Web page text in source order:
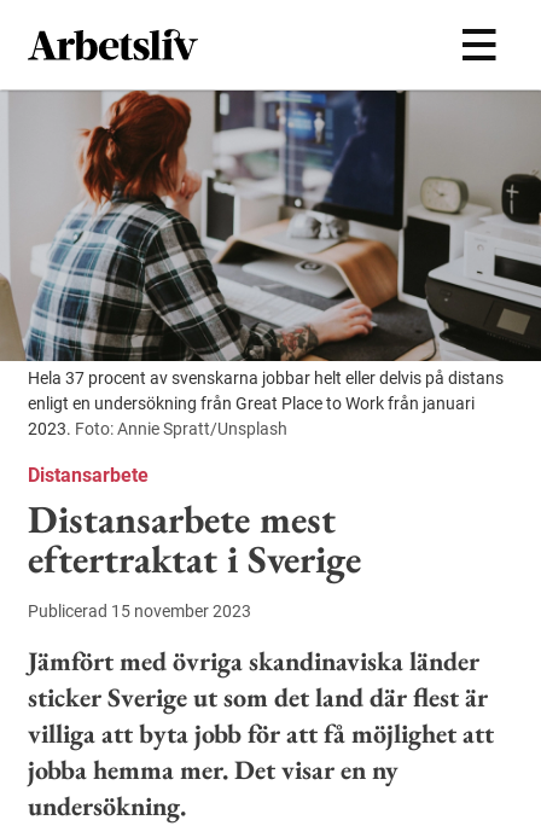
Hoppa till huvudinnehållet
Hela 37 procent av svenskarna jobbar helt eller delvis på distans
enligt en undersökning från Great Place to Work från januari
2023. Foto: Annie Spratt/Unsplash
Distansarbete
Distansarbete mest
eftertraktat i Sverige
Publicerad 15 november 2023
Jämfört med övriga skandinaviska länder
sticker Sverige ut som det land där flest är
villiga att byta jobb för att få möjlighet att
jobba hemma mer. Det visar en ny
undersökning.